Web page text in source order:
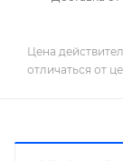
Цена
отличаться от